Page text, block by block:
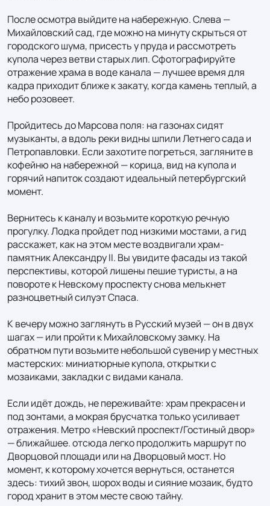
После осмотра выйдите на набережную. Слева —
Михайловский сад, где можно на минуту скрыться от
городского шума, присесть у пруда и рассмотреть
купола через ветви старых лип. Сфотографируйте
отражение храма в воде канала — лучшее время для
кадра приходит ближе к закату, когда камень теплый, а
небо розовеет.
Пройдитесь до Марсова поля: на газонах сидят
музыканты, а вдоль реки видны шпили Летнего сада и
Петропавловки. Если захотите погреться, загляните в
кофейню на набережной — корица, вид на купола и
горячий напиток создают идеальный петербургский
момент.
Вернитесь к каналу и возьмите короткую речную
прогулку. Лодка пройдет под низкими мостами, а гид
расскажет, как на этом месте воздвигали храм-
памятник Александру II. Вы увидите фасады из такой
перспективы, которой лишены пешие туристы, а на
повороте к Невскому проспекту снова мелькнет
разноцветный силуэт Спаса.
К вечеру можно заглянуть в Русский музей — он в двух
шагах — или пройти к Михайловскому замку. На
обратном пути возьмите небольшой сувенир у местных
мастерских: миниатюрные купола, открытки с
мозаиками, закладки с видами канала.
Если идёт дождь, не переживайте: храм прекрасен и
под зонтами, а мокрая брусчатка только усиливает
отражения. Метро «Невский проспект/Гостиный двор»
— ближайшее. отсюда легко продолжить маршрут по
Дворцовой площади или на Дворцовый мост. Но
момент, к которому хочется вернуться, останется
здесь: тихий звон, шорох воды и сияние мозаик, будто
город хранит в этом месте свою тайну.